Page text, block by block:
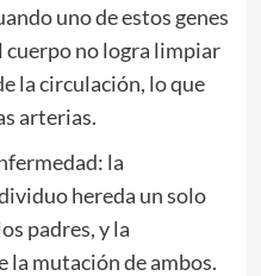
uno de estos genes
cuerpo no logra limpiar
la circulación, lo que
arterias.
la
hereda un solo
padres, y la
la mutación de ambos.